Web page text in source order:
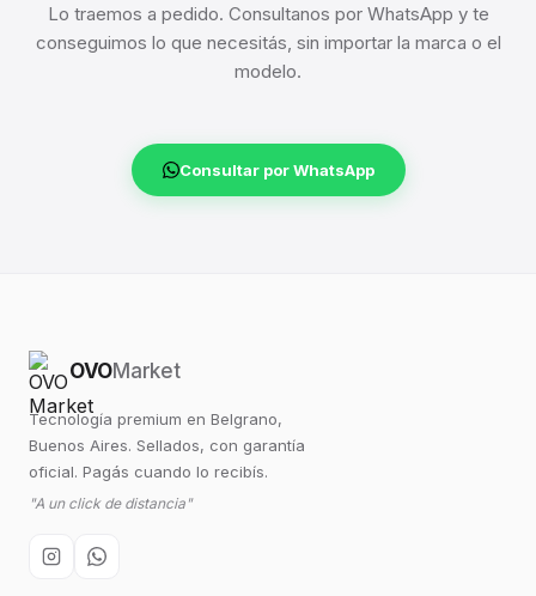
Lo traemos a pedido. Consultanos por WhatsApp y te
conseguimos lo que necesitás, sin importar la marca o el
modelo.
Consultar por WhatsApp
OVOMarket
Tecnología premium en Belgrano,
Buenos Aires. Sellados, con garantía
oficial. Pagás cuando lo recibís.
"A un click de distancia"